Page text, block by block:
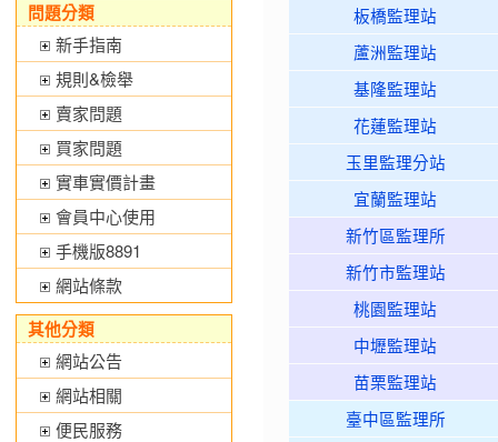
板橋監理站
蘆洲監理站
基隆監理站
花蓮監理站
玉里監理分站
宜蘭監理站
新竹區監理所
新竹市監理站
桃園監理站
中壢監理站
苗栗監理站
臺中區監理所
問題分類
新手指南
規則&檢舉
賣家問題
買家問題
實車實價計畫
會員中心使用
手機版8891
網站條款
其他分類
網站公告
網站相關
便民服務